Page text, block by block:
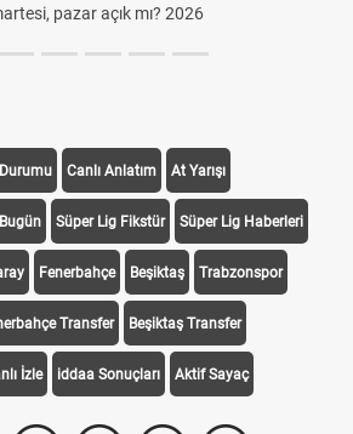
pazar açık mı? 2026
Canlı Anlatım At Yarışı
Süper Lig Fikstür Süper Lig Haberleri
Fenerbahçe Beşiktaş Trabzonspor
Transfer Beşiktaş Transfer
İzle iddaa Sonuçları Aktif Sayaç